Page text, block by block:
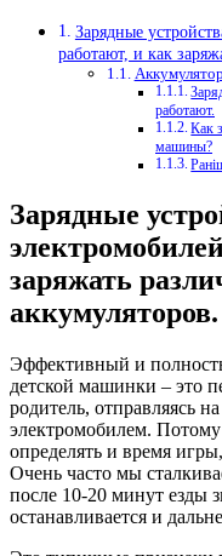
Зарядные
работают, и как
работают.
Как
машины?
Зарядные
заряжать
аккумуляторов.
Эффективный и
детской машинки – это
родитель, отправляясь
электромобилем. Потому
определять и время
Очень часто мы
после 10-20 минут езды
останавливается и